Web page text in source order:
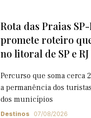
Rota das Praias
promete roteiro
no litoral de SP e RJ
Percurso que soma cerca
a permanência dos
dos municípios
Destinos 07/08/2026